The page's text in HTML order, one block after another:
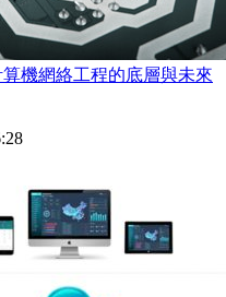
機網絡工程的底層與未來